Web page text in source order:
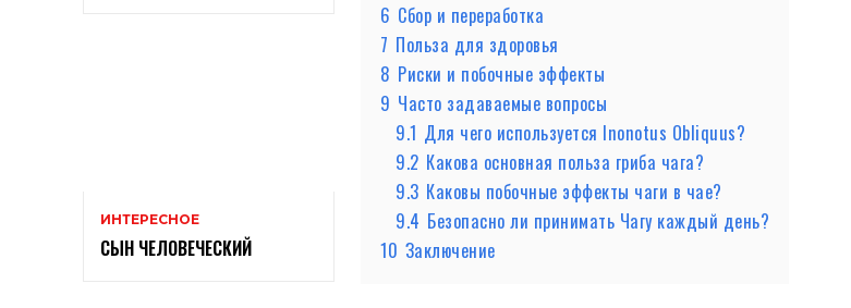
ИНТЕРЕСНОЕ
СЫН ЧЕЛОВЕЧЕСКИЙ
6 Сбор и переработка
7 Польза для здоровья
8 Риски и побочные эффекты
9 Часто задаваемые вопросы
9.1 Для чего используется Inonotus Obliquus?
9.2 Какова основная польза гриба чага?
9.3 Каковы побочные эффекты чаги в чае?
9.4 Безопасно ли принимать Чагу каждый день?
10 Заключение